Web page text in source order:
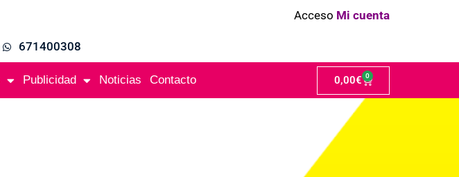
Acceso Mi cuenta
671400308
Publicidad Noticias Contacto 0,00€ 0